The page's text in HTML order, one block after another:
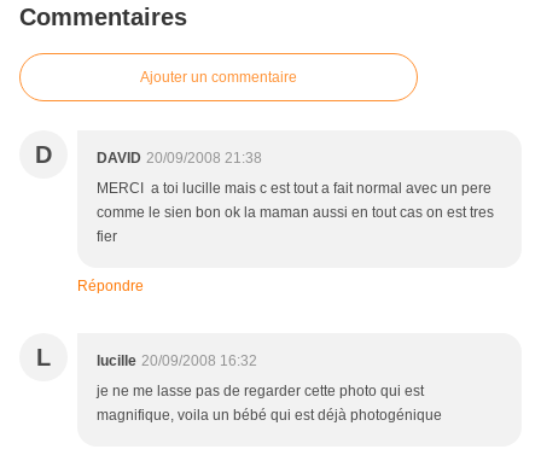
Commentaires
Ajouter un commentaire
D DAVID 20/09/2008 21:38
MERCI a toi lucille mais c est tout a fait normal avec un pere
comme le sien bon ok la maman aussi en tout cas on est tres
fier
Répondre
L lucille 20/09/2008 16:32
je ne me lasse pas de regarder cette photo qui est
magnifique, voila un bébé qui est déjà photogénique